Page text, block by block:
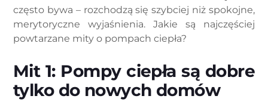
często bywa – rozchodzą się szybciej niż spokojne,
merytoryczne wyjaśnienia. Jakie są najczęściej
powtarzane mity o pompach ciepła?
Mit 1: Pompy ciepła są dobre
tylko do nowych domów